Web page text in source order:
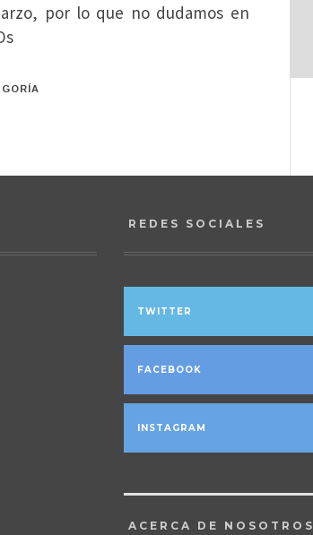
por lo que no dudamos en
REDES SOCIALES
TWITTER
FACEBOOK
INSTAGRAM
ACERCA DE NOSOTROS